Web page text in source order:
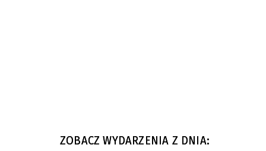
ZOBACZ WYDARZENIA Z DNIA: